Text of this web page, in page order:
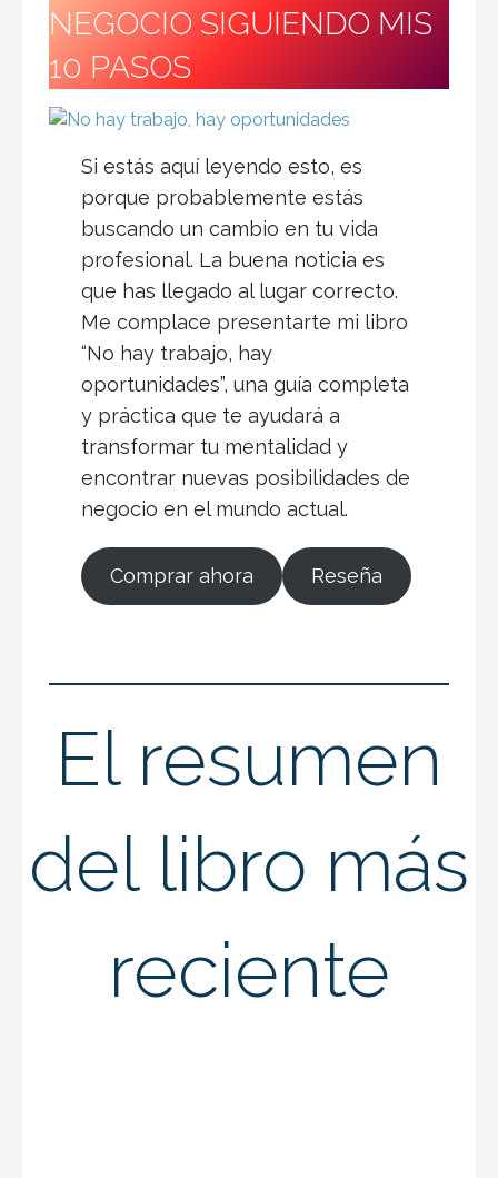
NEGOCIO SIGUIENDO MIS
10 PASOS
Si estás aquí leyendo esto, es
porque probablemente estás
buscando un cambio en tu vida
profesional. La buena noticia es
que has llegado al lugar correcto.
Me complace presentarte mi libro
“No hay trabajo, hay
oportunidades”, una guía completa
y práctica que te ayudará a
transformar tu mentalidad y
encontrar nuevas posibilidades de
negocio en el mundo actual.
Comprar ahora Reseña
El resumen
del libro más
reciente